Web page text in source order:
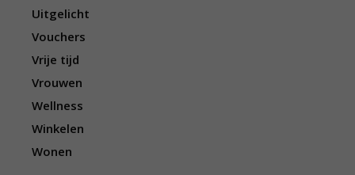
Uitgelicht
Vouchers
Vrije tijd
Vrouwen
Wellness
Winkelen
Wonen